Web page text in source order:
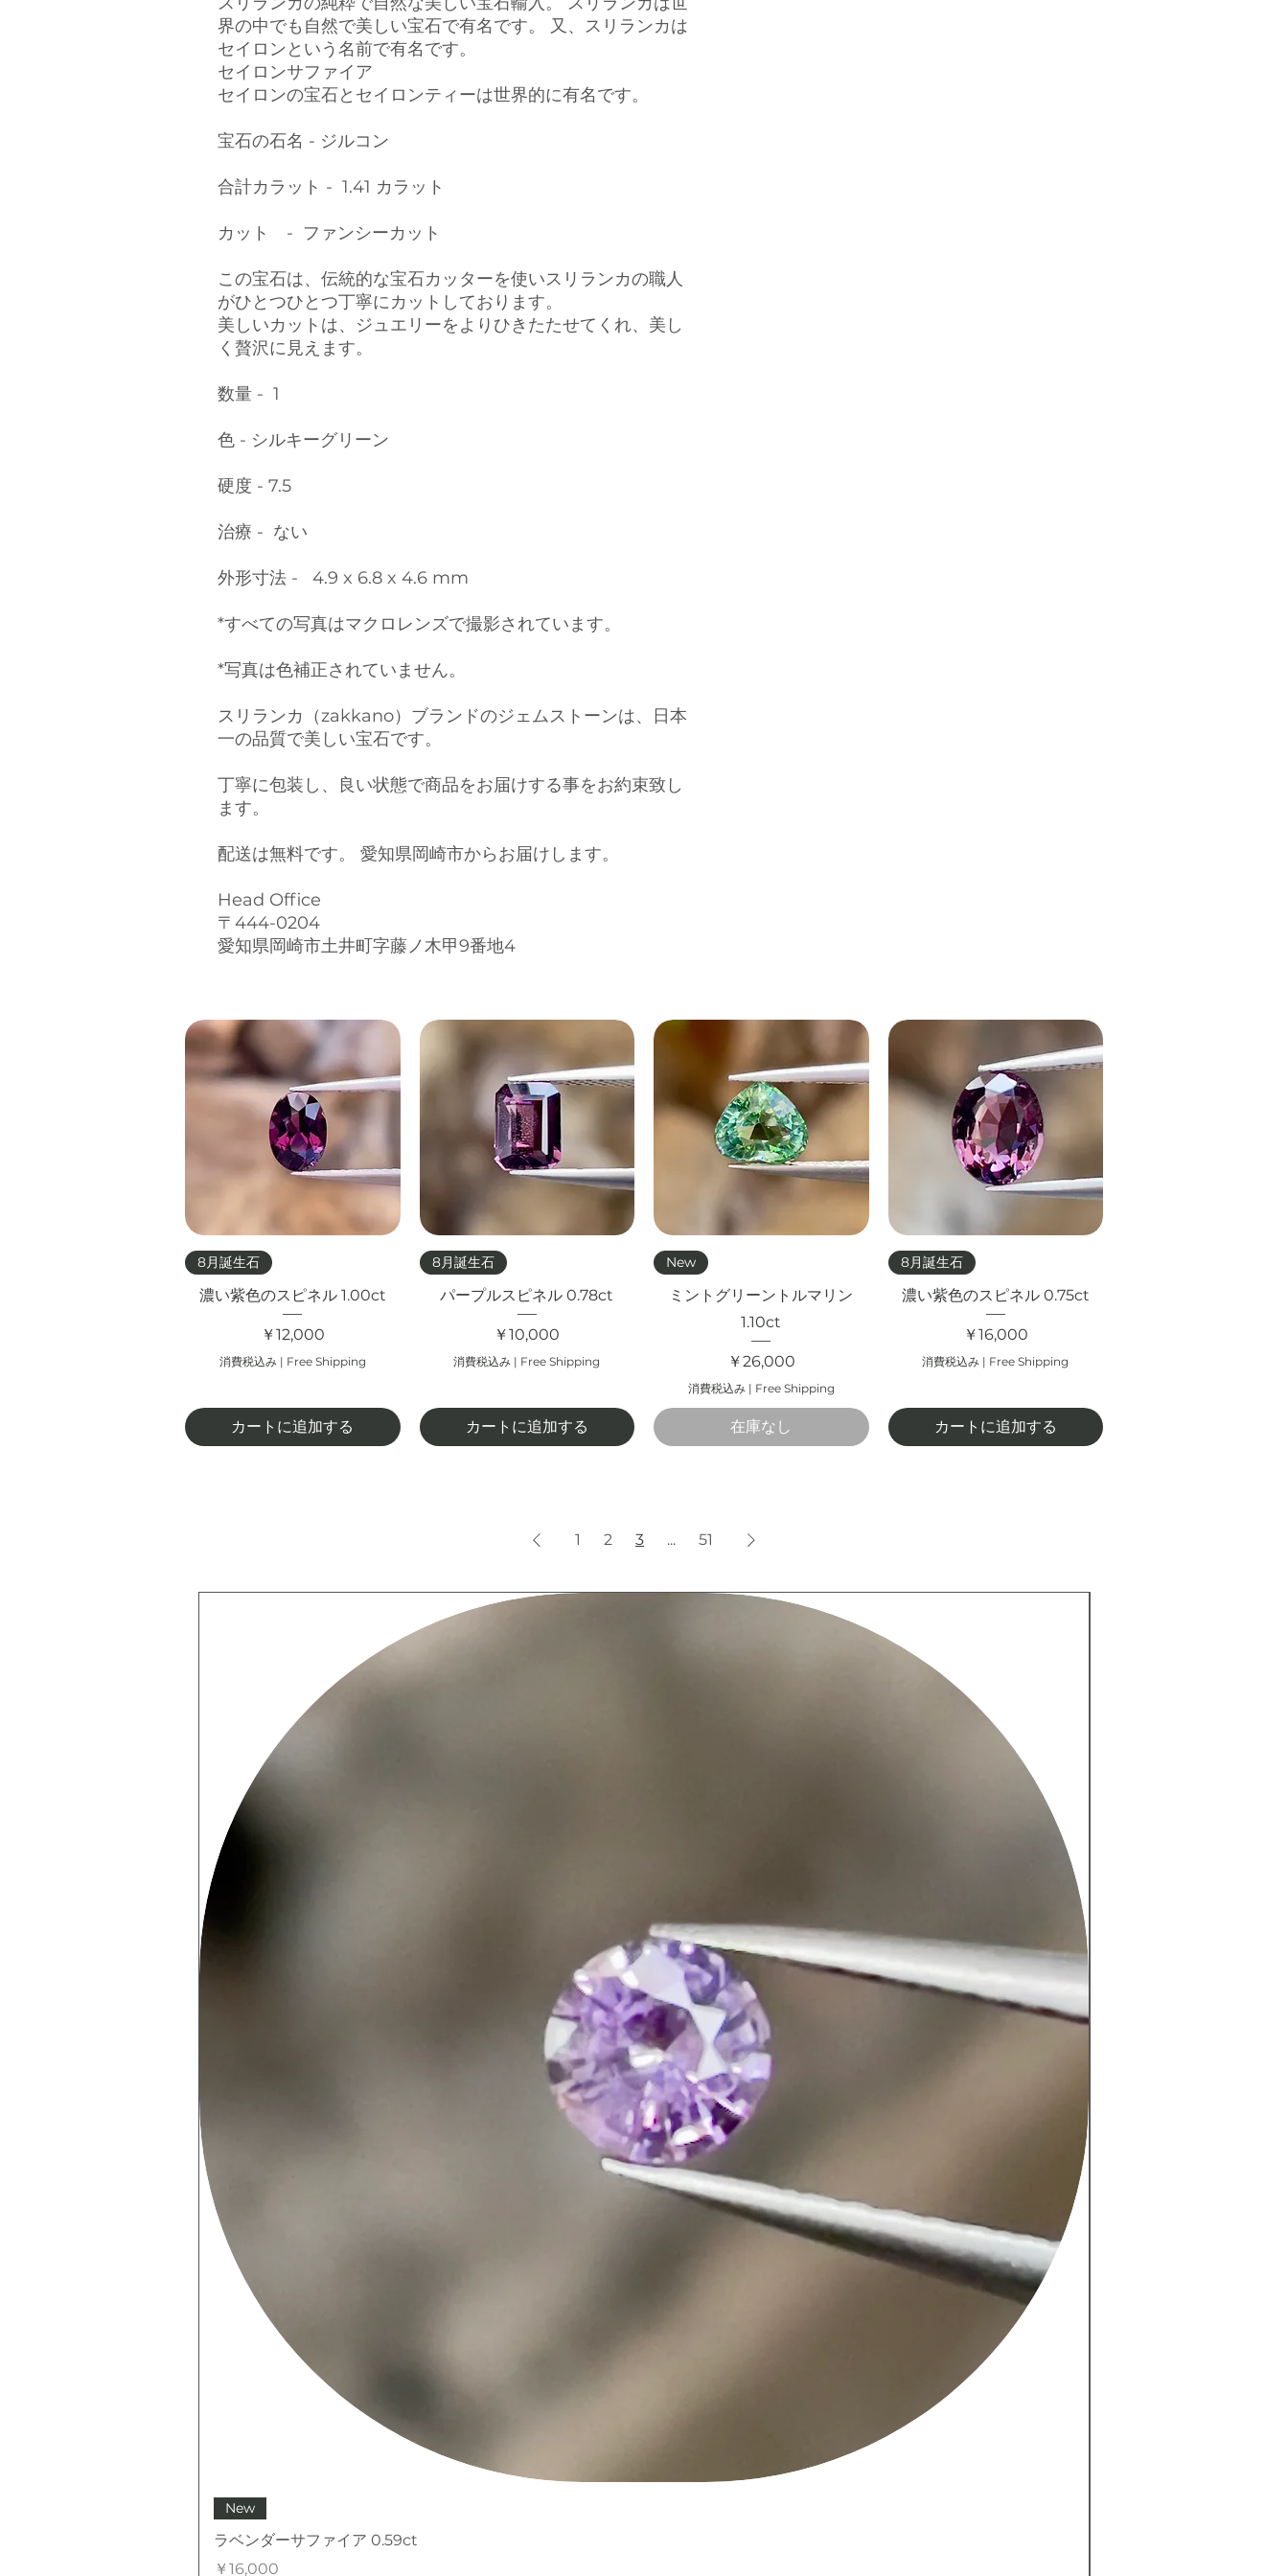
界の中でも自然で美しい宝石で有名です。 又、スリランカは
セイロンという名前で有名です。
セイロンサファイア
セイロンの宝石とセイロンティーは世界的に有名です。
宝石の石名 - ジルコン
合計カラット - 1.41 カラット
カット - ファンシーカット
この宝石は、伝統的な宝石カッターを使いスリランカの職人
がひとつひとつ丁寧にカットしております。
美しいカットは、ジュエリーをよりひきたたせてくれ、美し
く贅沢に見えます。
数量 - 1
色 - シルキーグリーン
硬度 - 7.5
治療 - ない
外形寸法 - 4.9 x 6.8 x 4.6 mm
*すべての写真はマクロレンズで撮影されています。
*写真は色補正されていません。
スリランカ（zakkano）ブランドのジェムストーンは、日本
一の品質で美しい宝石です。
丁寧に包装し、良い状態で商品をお届けする事をお約束致し
ます。
配送は無料です。 愛知県岡崎市からお届けします。
Head Office
〒444-0204
愛知県岡崎市土井町字藤ノ木甲9番地4
クイックビュー
8月誕生石
濃い紫色のスピネル 1.00ct
価格
￥12,000
消費税込み| Free Shipping
カートに追加する
クイックビュー
8月誕生石
パープルスピネル 0.78ct
価格
￥10,000
消費税込み | Free Shipping
カートに追加する
New
ミントグリーントルマリン
1.10ct
価格
￥26,000
消費税込み| Free Shipping
在庫なし
クイックビュー
8月誕生石
濃い紫色のスピネル 0.75ct
価格
￥16,000
消費税込み | Free Shipping
カートに追加する
1 2 3 ... 51
New
ラベンダーサファイア 0.59ct
価格
￥16,000